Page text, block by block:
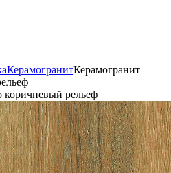
КерамогранитКерамогранит
коричневый рельеф